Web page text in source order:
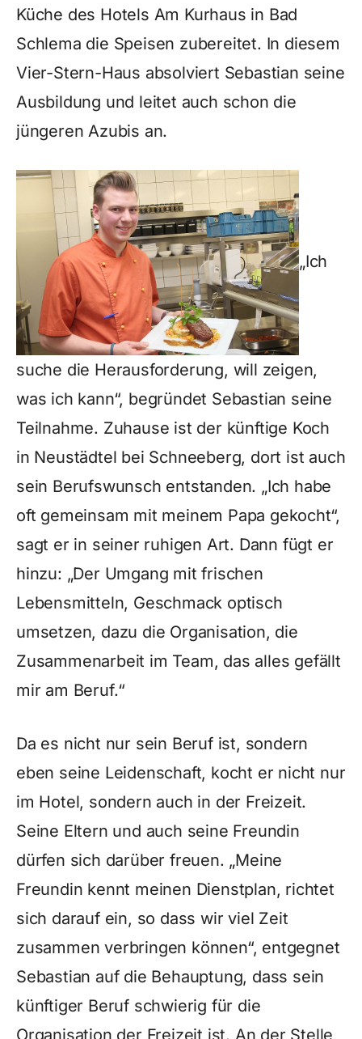
Küche des Hotels Am Kurhaus in Bad
Schlema die Speisen zubereitet. In diesem
Vier-Stern-Haus absolviert Sebastian seine
Ausbildung und leitet auch schon die
jüngeren Azubis an.
„Ich
suche die Herausforderung, will zeigen,
was ich kann“, begründet Sebastian seine
Teilnahme. Zuhause ist der künftige Koch
in Neustädtel bei Schneeberg, dort ist auch
sein Berufswunsch entstanden. „Ich habe
oft gemeinsam mit meinem Papa gekocht“,
sagt er in seiner ruhigen Art. Dann fügt er
hinzu: „Der Umgang mit frischen
Lebensmitteln, Geschmack optisch
umsetzen, dazu die Organisation, die
Zusammenarbeit im Team, das alles gefällt
mir am Beruf.“
Da es nicht nur sein Beruf ist, sondern
eben seine Leidenschaft, kocht er nicht nur
im Hotel, sondern auch in der Freizeit.
Seine Eltern und auch seine Freundin
dürfen sich darüber freuen. „Meine
Freundin kennt meinen Dienstplan, richtet
sich darauf ein, so dass wir viel Zeit
zusammen verbringen können“, entgegnet
Sebastian auf die Behauptung, dass sein
künftiger Beruf schwierig für die
Organisation der Freizeit ist. An der Stelle